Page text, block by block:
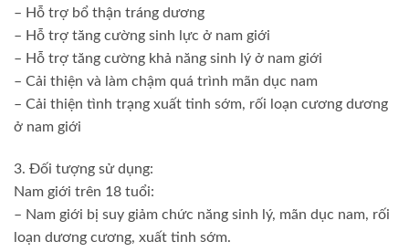
– Hỗ trợ bổ thận tráng dương
– Hỗ trợ tăng cường sinh lực ở nam giới
– Hỗ trợ tăng cường khả năng sinh lý ở nam giới
– Cải thiện và làm chậm quá trình mãn dục nam
– Cải thiện tình trạng xuất tinh sớm, rối loạn cương dương
ở nam giới
3. Đối tượng sử dụng:
Nam giới trên 18 tuổi:
– Nam giới bị suy giảm chức năng sinh lý, mãn dục nam, rối
loạn dương cương, xuất tinh sớm.